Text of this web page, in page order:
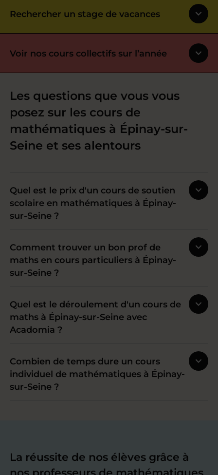
Rechercher un stage de vacances
Voir nos cours collectifs sur l’année
Les questions que vous vous
posez sur les cours de
mathématiques à Épinay-sur-
Seine et ses alentours
Quel est le prix d'un cours de soutien
scolaire en mathématiques à Épinay-
sur-Seine ?
Comment trouver un bon prof de
maths en cours particuliers à Épinay-
sur-Seine ?
Quel est le déroulement d'un cours de
maths à Épinay-sur-Seine avec
Acadomia ?
Combien de temps dure un cours
individuel de mathématiques à Épinay-
sur-Seine ?
La réussite de nos élèves grâce à